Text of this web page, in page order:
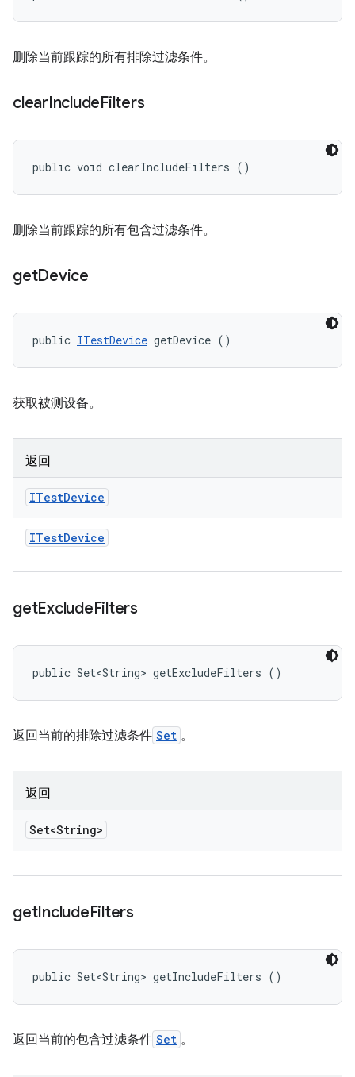
删除当前跟踪的所有排除过滤条件。
clearIncludeFilters
public void clearIncludeFilters ()
删除当前跟踪的所有包含过滤条件。
getDevice
public ITestDevice getDevice ()
获取被测设备。
返回
ITestDevice
ITestDevice
getExcludeFilters
public Set<String> getExcludeFilters ()
返回当前的排除过滤条件 Set 。
返回
Set<String>
getIncludeFilters
public Set<String> getIncludeFilters ()
返回当前的包含过滤条件 Set 。